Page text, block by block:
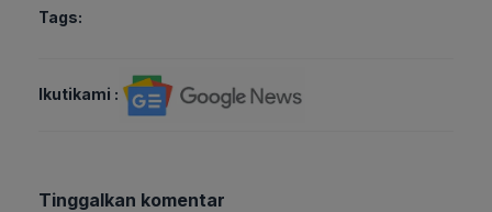
Tags:
Ikutikami :
Tinggalkan komentar